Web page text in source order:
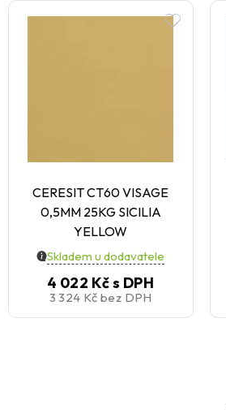
CERESIT CT60 VISAGE
0,5MM 25KG SICILIA
YELLOW
Skladem u dodavatele
4 022 Kčs DPH
3 324 Kčbez DPH